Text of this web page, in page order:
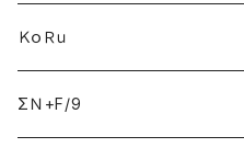
ＫｏＲｕ
ΣＮ+F/9